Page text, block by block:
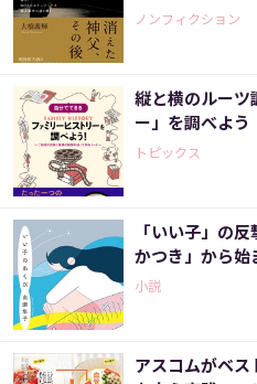
ノンフィクション
縦と横のルーツ
ー」を調べよう
トピックス
「いい子」の
かつき」から始
小説
アスコムがベス